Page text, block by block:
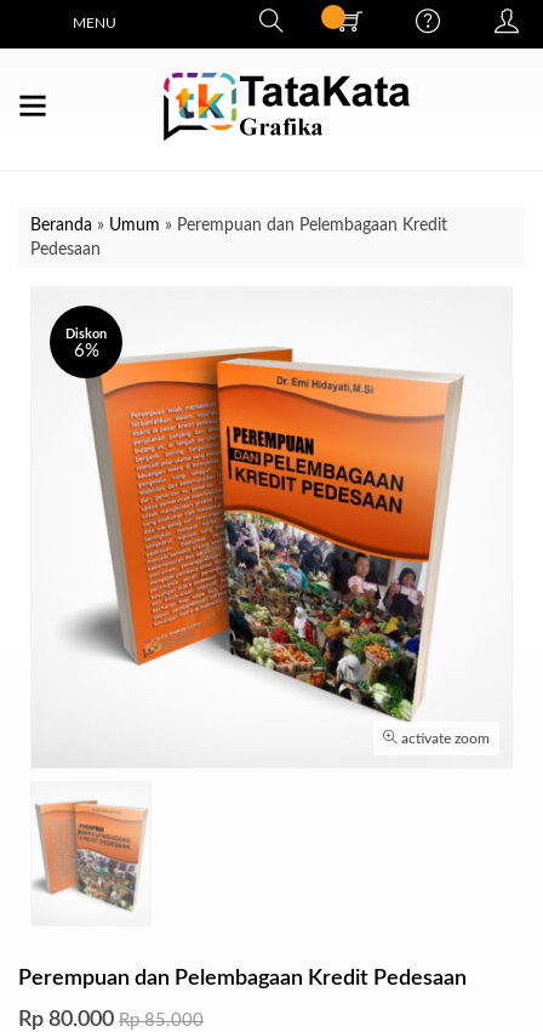
MENU
Beranda » Umum » Perempuan dan Pelembagaan Kredit
Pedesaan
activate zoom
Diskon
6%
Perempuan dan Pelembagaan Kredit Pedesaan
Rp 80.000 Rp 85.000